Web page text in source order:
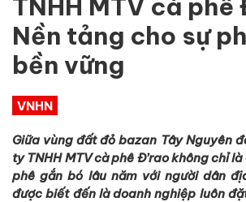
TNHH MTV cà phê
Nền tảng cho sự
bền vững
VNHN
Giữa vùng đất đỏ bazan Tây Nguyên
ty TNHH MTV cà phê Đ’rao không chỉ
phê gắn bó lâu năm với người dân
được biết đến là doanh nghiệp luôn